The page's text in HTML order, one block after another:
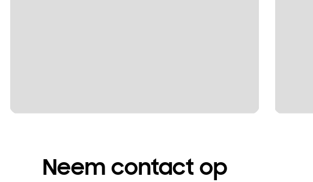
Neem contact op